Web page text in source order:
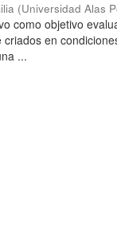
(Universidad Alas
como objetivo
en
...